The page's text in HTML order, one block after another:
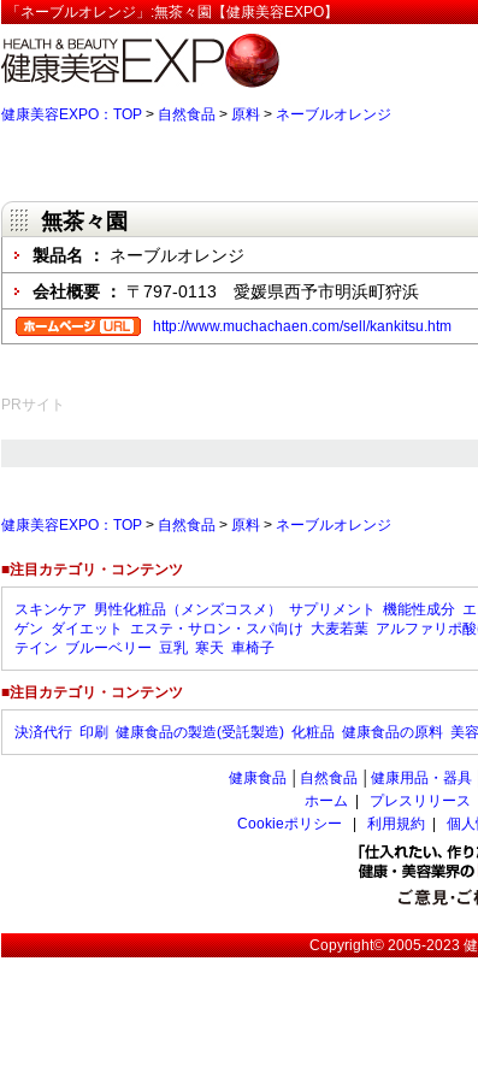
「ネーブルオレンジ」:無茶々園【健康美容EXPO】
健康美容EXPO：TOP > 自然食品 > 原料 > ネーブルオレンジ
無茶々園
製品名 ： ネーブルオレンジ
会社概要 ： 〒797-0113 愛媛県西予市明浜町狩浜
http://www.muchachaen.com/sell/kankitsu.htm
PRサイト
健康美容EXPO：TOP > 自然食品 > 原料 > ネーブルオレンジ
■注目カテゴリ・コンテンツ
スキンケア 男性化粧品（メンズコスメ） サプリメント 機能性成分
ゲン ダイエット エステ・サロン・スパ向け 大麦若葉 アルファリポ
テイン ブルーベリー 豆乳 寒天 車椅子
■注目カテゴリ・コンテンツ
決済代行 印刷 健康食品の製造(受託製造) 化粧品 健康食品の原料 美
健康食品 自然食品 健康用品・器具
ホーム
プレスリリース
Cookieポリシー
利用規約 個
Copyright© 2005-2023